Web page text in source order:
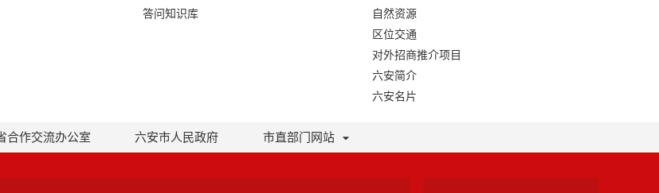
答问知识库
自然资源
区位交通
对外招商推介项目
六安简介
六安名片
合作交流办公室 六安市人民政府 市直部门网站